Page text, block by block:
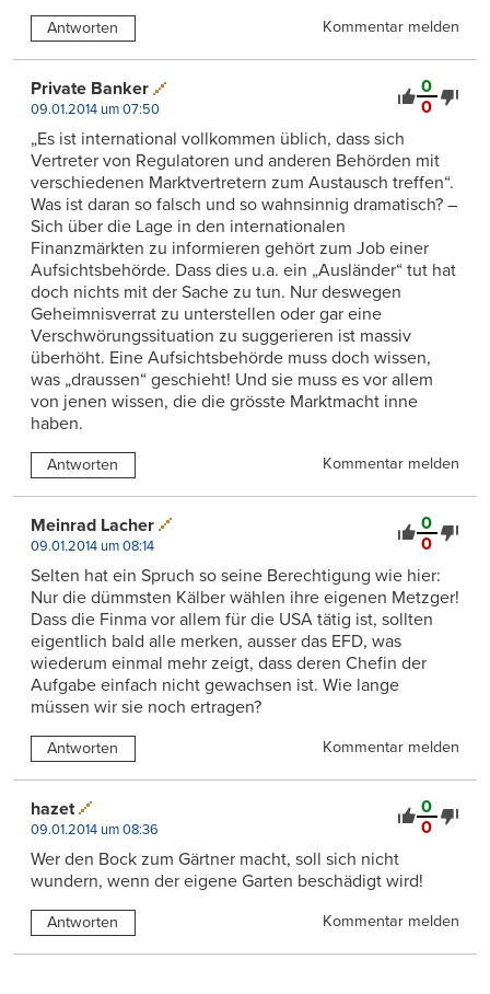
Antworten Kommentar melden
0
0
Private Banker
09.01.2014 um 07:50
„Es ist international vollkommen üblich, dass sich
Vertreter von Regulatoren und anderen Behörden mit
verschiedenen Marktvertretern zum Austausch treffen“.
Was ist daran so falsch und so wahnsinnig dramatisch? –
Sich über die Lage in den internationalen
Finanzmärkten zu informieren gehört zum Job einer
Aufsichtsbehörde. Dass dies u.a. ein „Ausländer“ tut hat
doch nichts mit der Sache zu tun. Nur deswegen
Geheimnisverrat zu unterstellen oder gar eine
Verschwörungssituation zu suggerieren ist massiv
überhöht. Eine Aufsichtsbehörde muss doch wissen,
was „draussen“ geschieht! Und sie muss es vor allem
von jenen wissen, die die grösste Marktmacht inne
haben.
Antworten Kommentar melden
0
0
Meinrad Lacher
09.01.2014 um 08:14
Selten hat ein Spruch so seine Berechtigung wie hier:
Nur die dümmsten Kälber wählen ihre eigenen Metzger!
Dass die Finma vor allem für die USA tätig ist, sollten
eigentlich bald alle merken, ausser das EFD, was
wiederum einmal mehr zeigt, dass deren Chefin der
Aufgabe einfach nicht gewachsen ist. Wie lange
müssen wir sie noch ertragen?
Antworten Kommentar melden
0
0
hazet
09.01.2014 um 08:36
Wer den Bock zum Gärtner macht, soll sich nicht
wundern, wenn der eigene Garten beschädigt wird!
Antworten Kommentar melden